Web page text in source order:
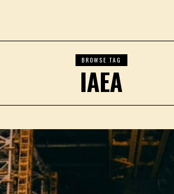
BROWSE TAG
IAEA